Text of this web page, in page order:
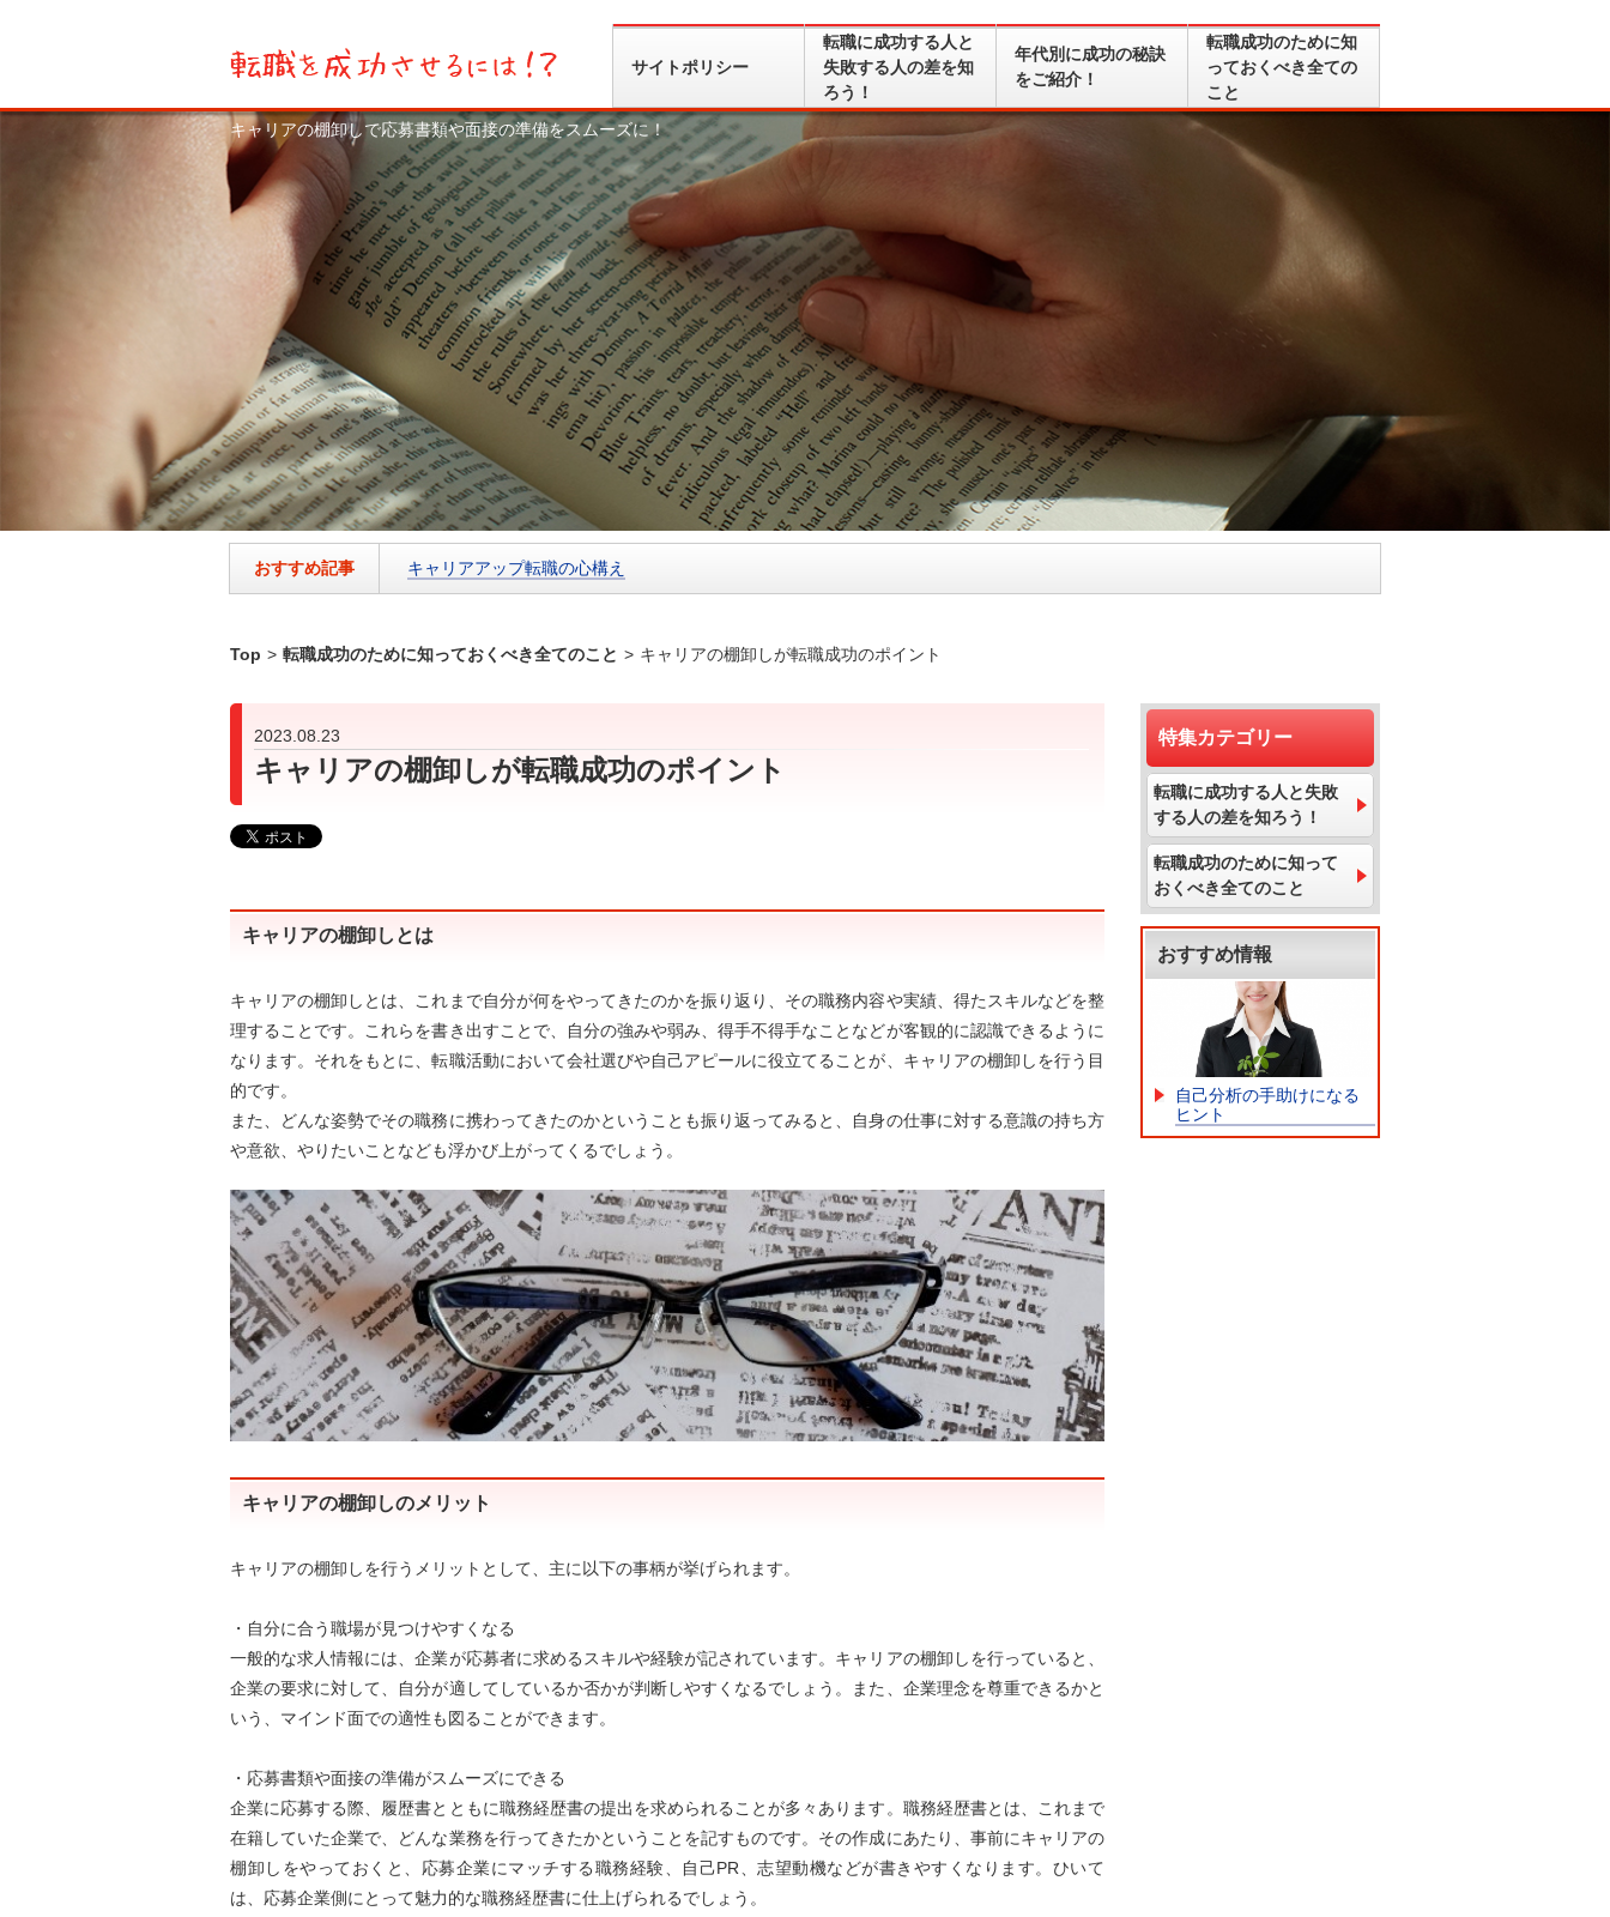
サイトポリシー
転職に成功する人と
失敗する人の差を知
ろう！
年代別に成功の秘訣
をご紹介！
転職成功のために知
っておくべき全ての
こと
キャリアの棚卸しで応募書類や面接の準備をスムーズに！
おすすめ記事 キャリアアップ転職の心構え
Top > 転職成功のために知っておくべき全てのこと > キャリアの棚卸しが転職成功のポイント
2023.08.23
キャリアの棚卸しが転職成功のポイント
キャリアの棚卸しとは
キャリアの棚卸しとは、これまで自分が何をやってきたのかを振り返り、その職務内容や実績、得たスキルなどを整
理することです。これらを書き出すことで、自分の強みや弱み、得手不得手なことなどが客観的に認識できるように
なります。それをもとに、転職活動において会社選びや自己アピールに役立てることが、キャリアの棚卸しを行う目
的です。
また、どんな姿勢でその職務に携わってきたのかということも振り返ってみると、自身の仕事に対する意識の持ち方
や意欲、やりたいことなども浮かび上がってくるでしょう。
キャリアの棚卸しのメリット
キャリアの棚卸しを行うメリットとして、主に以下の事柄が挙げられます。
・自分に合う職場が見つけやすくなる
一般的な求人情報には、企業が応募者に求めるスキルや経験が記されています。キャリアの棚卸しを行っていると、
企業の要求に対して、自分が適してしているか否かが判断しやすくなるでしょう。また、企業理念を尊重できるかと
いう、マインド面での適性も図ることができます。
・応募書類や面接の準備がスムーズにできる
企業に応募する際、履歴書とともに職務経歴書の提出を求められることが多々あります。職務経歴書とは、これまで
在籍していた企業で、どんな業務を行ってきたかということを記すものです。その作成にあたり、事前にキャリアの
棚卸しをやっておくと、応募企業にマッチする職務経験、自己PR、志望動機などが書きやすくなります。ひいて
は、応募企業側にとって魅力的な職務経歴書に仕上げられるでしょう。
特集カテゴリー
転職に成功する人と失敗
する人の差を知ろう！
転職成功のために知って
おくべき全てのこと
おすすめ情報
自己分析の手助けになる
ヒント